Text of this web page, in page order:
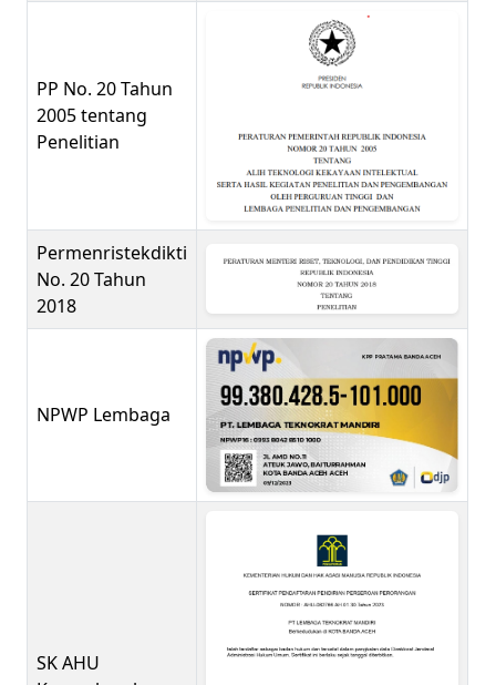
PP No. 20 Tahun
2005 tentang
Penelitian
Permenristekdikti
No. 20 Tahun
2018
NPWP Lembaga
SK AHU